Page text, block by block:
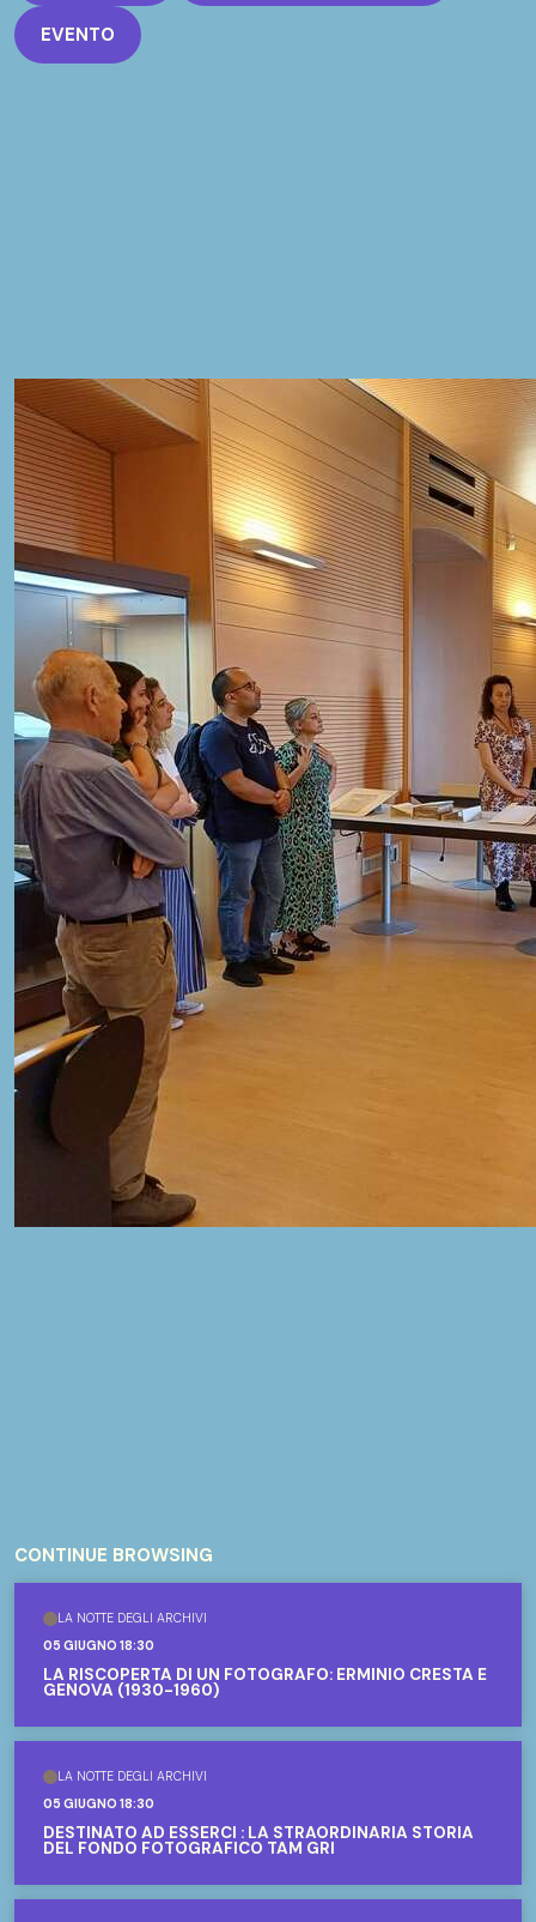
EVENTO
CONTINUE BROWSING
LA NOTTE DEGLI ARCHIVI
05 GIUGNO 18:30
LA RISCOPERTA DI UN FOTOGRAFO: ERMINIO CRESTA E
GENOVA (1930-1960)
LA NOTTE DEGLI ARCHIVI
05 GIUGNO 18:30
DESTINATO AD ESSERCI : LA STRAORDINARIA STORIA
DEL FONDO FOTOGRAFICO TAM GRI